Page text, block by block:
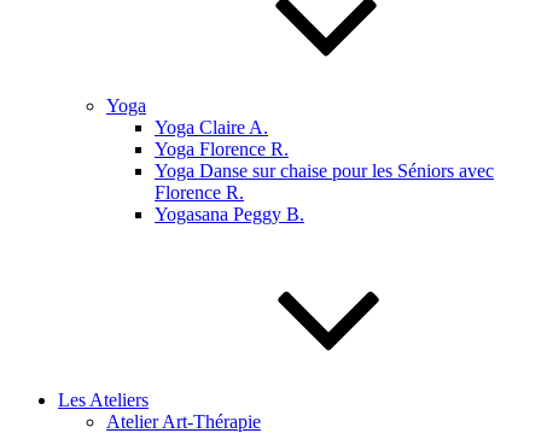
Yoga
Yoga Claire A.
Yoga Florence R.
Yoga Danse sur chaise pour les Séniors avec
Florence R.
Yogasana Peggy B.
Les Ateliers
Atelier Art-Thérapie